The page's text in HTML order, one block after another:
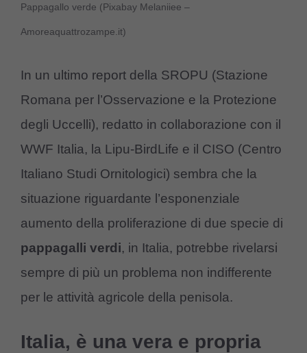
Pappagallo verde (Pixabay Melaniiee –
Amoreaquattrozampe.it)
In un ultimo report della SROPU (Stazione
Romana per l’Osservazione e la Protezione
degli Uccelli), redatto in collaborazione con il
WWF Italia, la Lipu-BirdLife e il CISO (Centro
Italiano Studi Ornitologici) sembra che la
situazione riguardante l’esponenziale
aumento della proliferazione di due specie di
pappagalli verdi, in Italia, potrebbe rivelarsi
sempre di più un problema non indifferente
per le attività agricole della penisola.
Italia, è una vera e propria